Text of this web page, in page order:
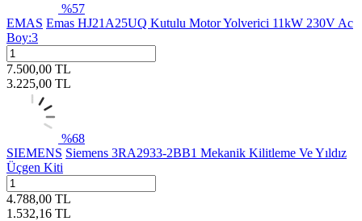
%57
EMAS Emas HJ21A25UQ Kutulu Motor Yolverici 11kW 230V Ac
Boy:3
7.500,00 TL
3.225,00 TL
%68
SIEMENS Siemens 3RA2933-2BB1 Mekanik Kilitleme Ve Yıldız
Üçgen Kiti
4.788,00 TL
1.532,16 TL